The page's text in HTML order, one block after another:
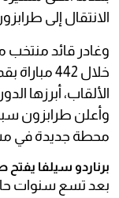
الانتقال إلى
خلال 442
الألقاب، أبرزها
وأعلن طرابزون
محطة جديدة في
برناردو سيلفا
بعد تسع سنوات